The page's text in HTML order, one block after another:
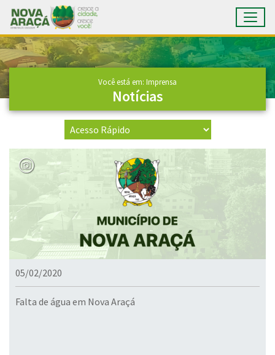
Ir para conteúdo principal
Conteúdo Principal
Você está em: Imprensa
Notícias
05/02/2020
Falta de água em Nova Araçá